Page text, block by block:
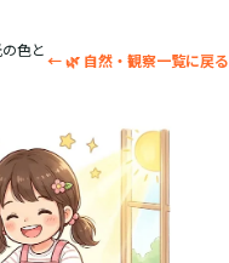
色と← 🌿 自然・観察一覧に戻る